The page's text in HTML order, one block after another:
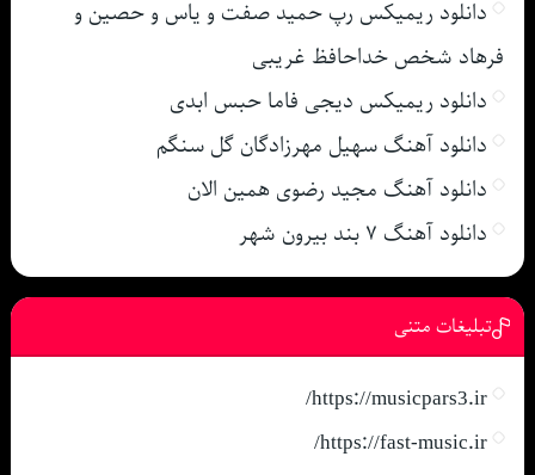
دانلود ریمیکس رپ حمید صفت و یاس و حصین و
فرهاد شخص خداحافظ غریبی
دانلود ریمیکس دیجی فاما حبس ابدی
دانلود آهنگ سهیل مهرزادگان گل سنگم
دانلود آهنگ مجید رضوی همین الان
دانلود آهنگ ۷ بند بیرون شهر
تبلیغات متنی
https://musicpars3.ir/
https://fast-music.ir/